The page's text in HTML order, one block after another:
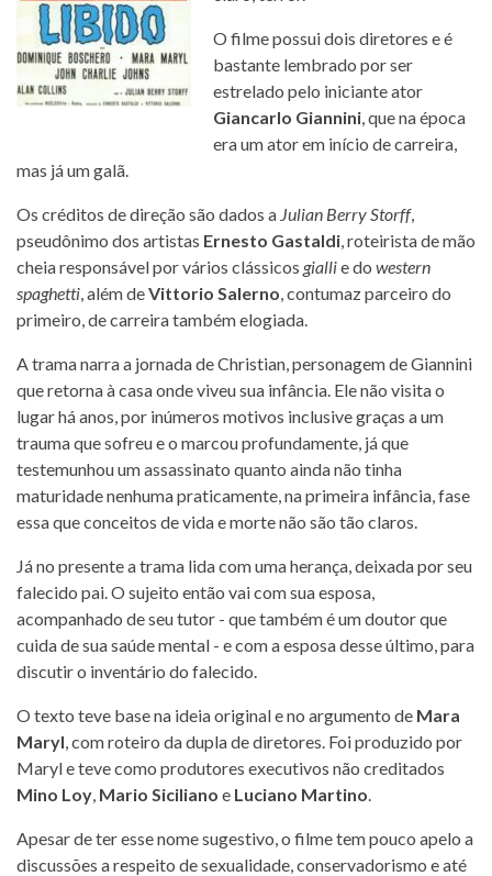
O filme possui dois diretores e é
bastante lembrado por ser
estrelado pelo iniciante ator
Giancarlo Giannini, que na época
era um ator em início de carreira,
mas já um galã.
Os créditos de direção são dados a Julian Berry Storff,
pseudônimo dos artistas Ernesto Gastaldi, roteirista de mão
cheia responsável por vários clássicos giallie do western
spaghetti, além deVittorio Salerno, contumaz parceiro do
primeiro, de carreira também elogiada.
A trama narra a jornada de Christian, personagem de Giannini
que retorna à casa onde viveu sua infância. Ele não visita o
lugar há anos, por inúmeros motivos inclusive graças a um
trauma que sofreu e o marcou profundamente, já que
testemunhou um assassinato quanto ainda não tinha
maturidade nenhuma praticamente, na primeira infância, fase
essa que conceitos de vida e morte não são tão claros.
Já no presente a trama lida com uma herança, deixada por seu
falecido pai. O sujeito então vai com sua esposa,
acompanhado de seu tutor - que também é um doutor que
cuida de sua saúde mental - e com a esposa desse último, para
discutir o inventário do falecido.
O texto teve base na ideia original e no argumento de Mara
Maryl, com roteiro da dupla de diretores. Foi produzido por
Maryl e teve como produtores executivos não creditados
Mino Loy, Mario Siciliano e Luciano Martino.
Apesar de ter esse nome sugestivo, o filme tem pouco apelo a
discussões a respeito de sexualidade, conservadorismo e até